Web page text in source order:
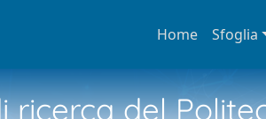
Home Sfoglia
del